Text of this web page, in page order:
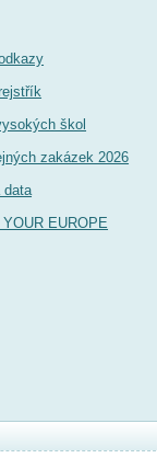
škol
zakázek 2026
data
YOUR EUROPE